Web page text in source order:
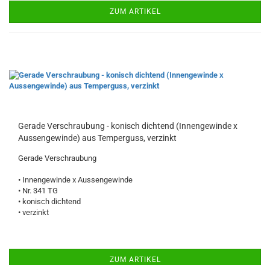
ZUM ARTIKEL
Gerade Verschraubung - konisch dichtend (Innengewinde x
Aussengewinde) aus Temperguss, verzinkt
Gerade Verschraubung
• Innengewinde x Aussengewinde
• Nr. 341 TG
• konisch dichtend
• verzinkt
ZUM ARTIKEL